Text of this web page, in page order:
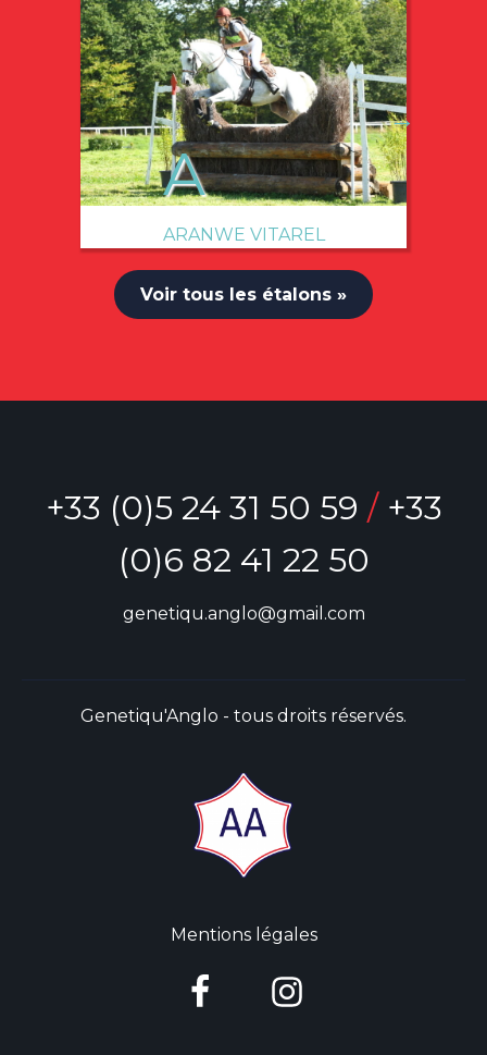
ARANWE VITAREL
→
Voir tous les étalons »
+33 (0)5 24 31 50 59 / +33
(0)6 82 41 22 50
genetiqu.anglo@gmail.com
Genetiqu'Anglo - tous droits réservés.
Mentions légales